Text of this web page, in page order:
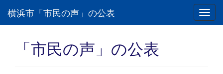
横浜市「市民の声」の公表
「市民の声」の公表